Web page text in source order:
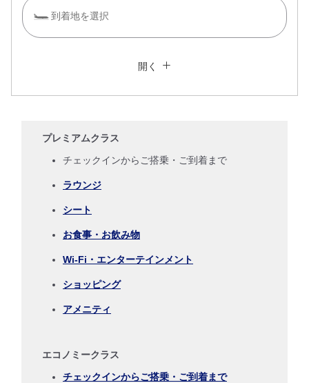
到着地を選択
運賃タイプ指定なし
往路出発日および時間帯
日付を選択
時間帯指定なし
経由地および乗り継ぎ所要時間を追加する
復路出発日および時間帯
日付を選択
開く
プレミアムクラス
チェックインからご搭乗・ご到着まで
ラウンジ
シート
お食事・お飲み物
Wi-Fi・エンターテインメント
ショッピング
アメニティ
エコノミークラス
チェックインからご搭乗・ご到着まで